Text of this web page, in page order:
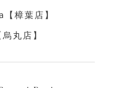
樟葉店】
丸店】